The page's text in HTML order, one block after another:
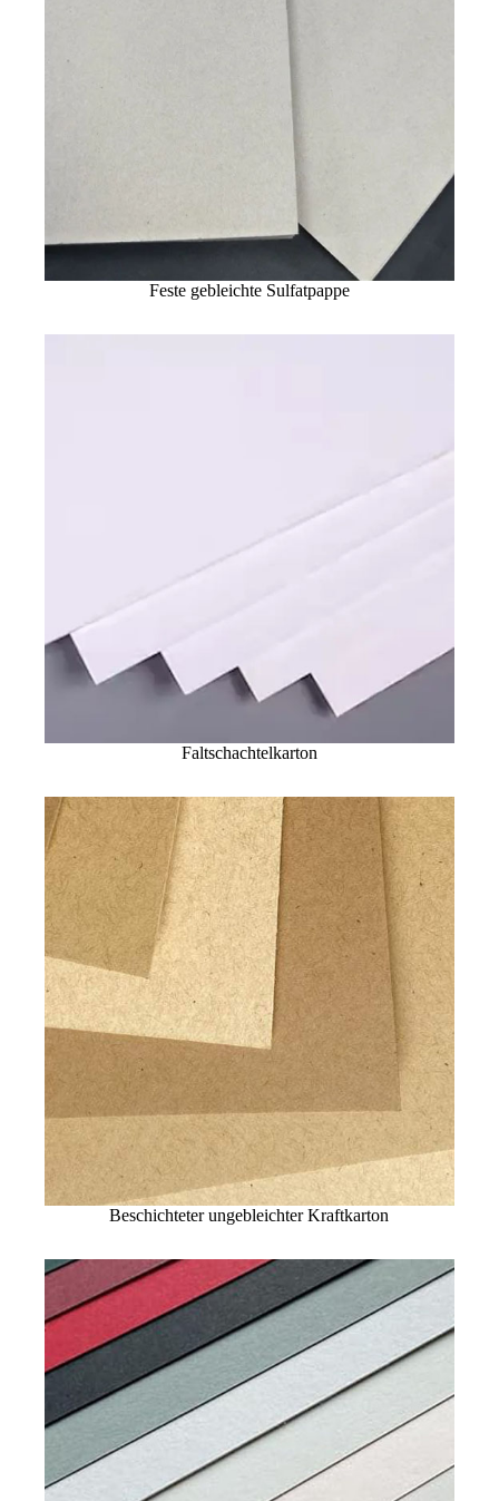
Feste gebleichte Sulfatpappe
Faltschachtelkarton
Beschichteter ungebleichter Kraftkarton